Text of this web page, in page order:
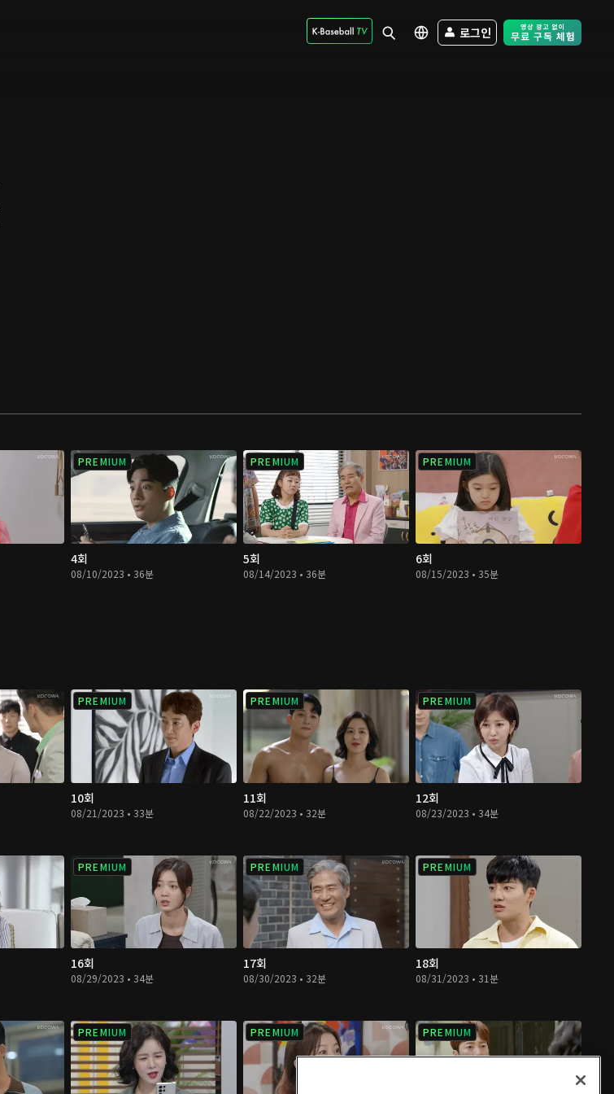
로그인 Free Trial -
PREMIUM
4회
08/10/2023 • 36분
PREMIUM
5회
08/14/2023 • 36분
PREMIUM
6회
08/15/2023 • 35분
PREMIUM
10회
08/21/2023 • 33분
PREMIUM
11회
08/22/2023 • 32분
PREMIUM
12회
08/23/2023 • 34분
PREMIUM
16회
08/29/2023 • 34분
PREMIUM
17회
08/30/2023 • 32분
PREMIUM
18회
08/31/2023 • 31분
PREMIUM PREMIUM PREMIUM